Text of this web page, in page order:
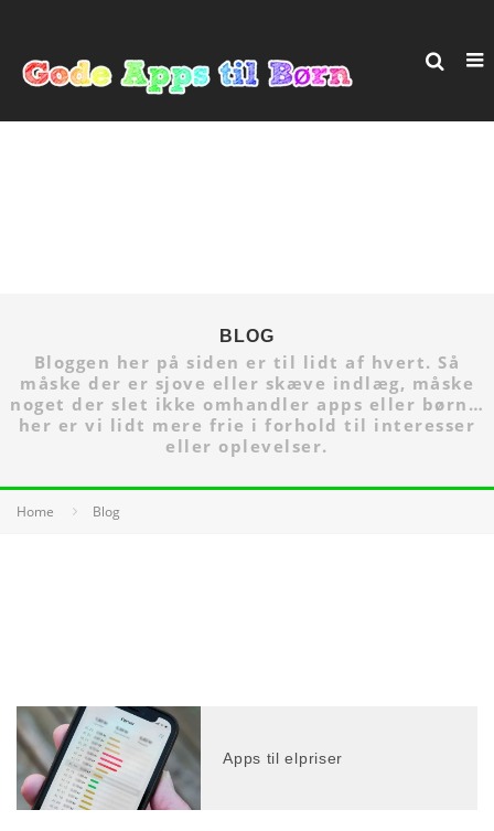
BLOG
Bloggen her på siden er til lidt af hvert. Så
måske der er sjove eller skæve indlæg, måske
noget der slet ikke omhandler apps eller børn…
her er vi lidt mere frie i forhold til interesser
eller oplevelser.
Home Blog
Apps til elpriser